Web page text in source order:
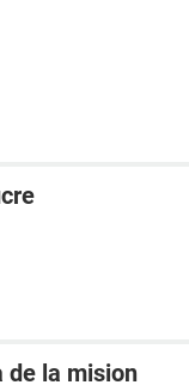
de la mision